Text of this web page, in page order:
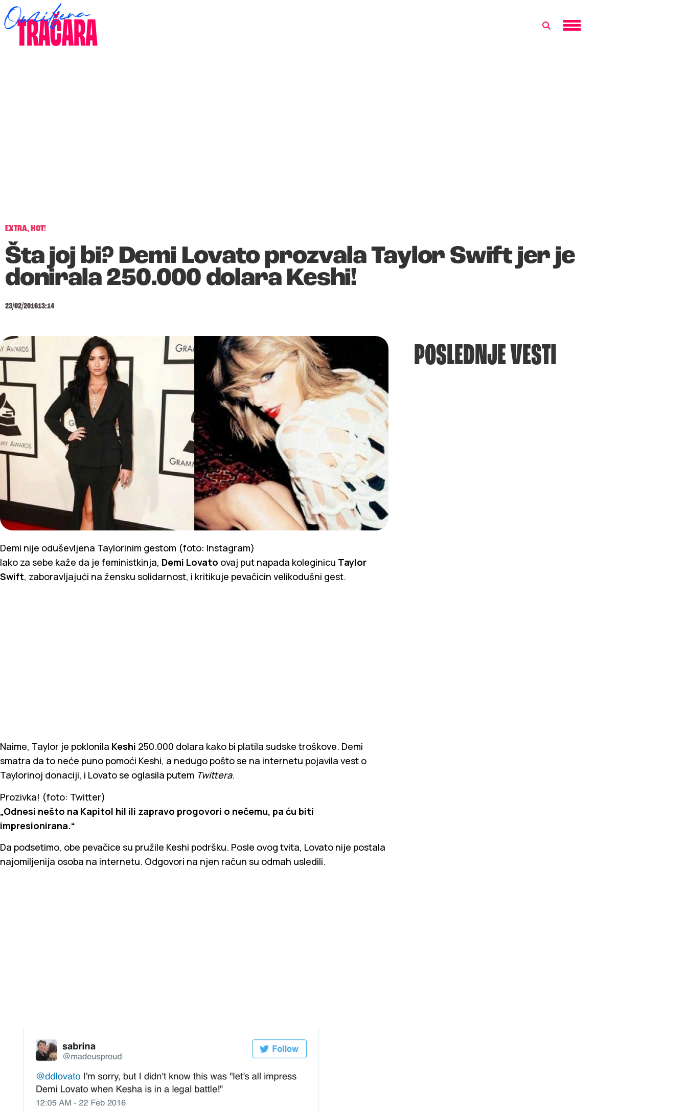
EXTRA,HOT!
Šta joj bi? Demi Lovato prozvala Taylor Swift jer je
donirala 250.000 dolara Keshi!
23/02/201613:14
Demi nije oduševljena Taylorinim gestom (foto: Instagram)
Iako za sebe kaže da je feministkinja, Demi Lovato ovaj put napada koleginicu Taylor
Swift, zaboravljajući na žensku solidarnost, i kritikuje pevačicin velikodušni gest.
Naime, Taylor je poklonila Keshi 250.000 dolara kako bi platila sudske troškove. Demi
smatra da to neće puno pomoći Keshi, a nedugo pošto se na internetu pojavila vest o
Taylorinoj donaciji, i Lovato se oglasila putem Twittera.
Prozivka! (foto: Twitter)
„Odnesi nešto na Kapitol hil ili zapravo progovori o nečemu, pa ću biti
impresionirana.“
Da podsetimo, obe pevačice su pružile Keshi podršku. Posle ovog tvita, Lovato nije postala
najomiljenija osoba na internetu. Odgovori na njen račun su odmah usledili.
POSLEDNJE VESTI